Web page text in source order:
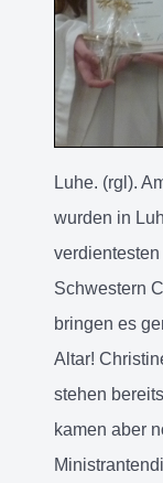
Luhe. (rgl).
wurden in
Schwestern
bringen es
Altar!
stehen
kamen aber